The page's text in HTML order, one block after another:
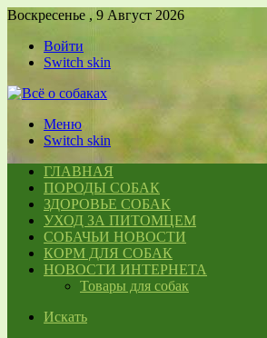
Воскресенье , 9 Август 2026
Войти
Switch skin
Меню
Switch skin
ГЛАВНАЯ
ПОРОДЫ СОБАК
ЗДОРОВЬЕ СОБАК
УХОД ЗА ПИТОМЦЕМ
СОБАЧЬИ НОВОСТИ
КОРМ ДЛЯ СОБАК
НОВОСТИ ИНТЕРНЕТА
Товары для собак
Искать